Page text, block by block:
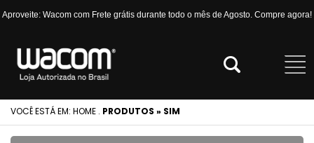
Aproveite: Wacom com Frete grátis durante todo o mês de Agosto. Compre agora!
VOCÊ ESTÁ EM: HOME . PRODUTOS » SIM